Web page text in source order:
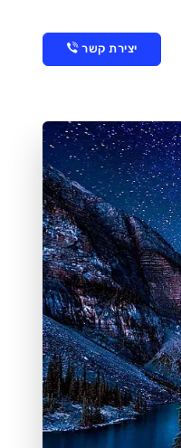
יצירת קשר